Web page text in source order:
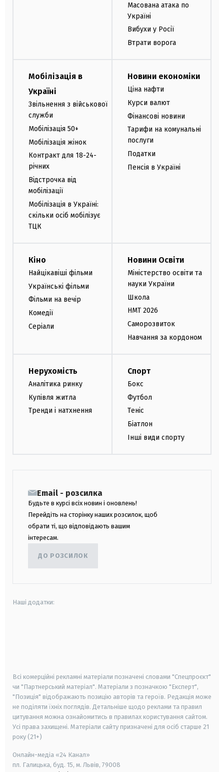
Масована атака по
Україні
Вибухи у Росії
Втрати ворога
Мобілізація в
Україні
Звільнення з військової
служби
Мобілізація 50+
Мобілізація жінок
Контракт для 18-24-
річних
Відстрочка від
мобілізації
Мобілізація в Україні:
скільки осіб мобілізує
ТЦК
Новини економіки
Ціна нафти
Курси валют
Фінансові новини
Тарифи на комунальні
послуги
Податки
Пенсія в Україні
Кіно
Найцікавіші фільми
Українські фільми
Фільми на вечір
Комедії
Серіали
Новини Освіти
Міністерство освіти та
науки України
Школа
НМТ 2026
Саморозвиток
Навчання за кордоном
Нерухомість
Аналітика ринку
Купівля житла
Тренди і натхнення
Спорт
Бокс
Футбол
Теніс
Біатлон
Інші види спорту
Email - розсилка
Будьте в курсі всіх новин і оновлень!
Перейдіть на сторінку наших розсилок, щоб
обрати ті, що відповідають вашим
інтересам.
ДО РОЗСИЛОК
Наші додатки:
Всі комерційні рекламні матеріали позначені словами "Спецпроєкт"
чи "Партнерський матеріал". Матеріали з позначкою "Експерт",
"Позиція" відображають позицію авторів та героїв. Редакція може
не поділяти їхніх поглядів. Детальніше щодо реклами та правил
цитування можна ознайомитись в правилах користування сайтом.
Усі права захищені. Матеріали сайту призначені для осіб старше 21
року (21+)
Онлайн-медіа «24 Канал»
пл. Галицька, буд. 15, м. Львів, 79008